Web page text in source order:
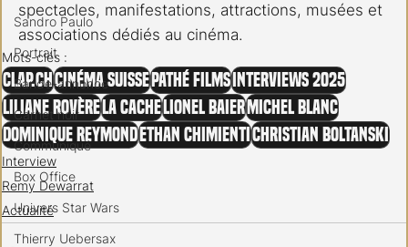
Sandro Paulo
Portrait
Bande-annonce
Carnet noir
Communiqué
Box Office
Univers Star Wars
Thierry Uebersax
spectacles, manifestations, attractions, musées et
associations dédiés au cinéma.
Mots-clés :
clap.chCinéma Suisse Pathé Films Interviews 2025
Liliane Rovère La Cache Lionel BaierMichel Blanc
Dominique Reymond Ethan ChimientiChristian Boltanski
Interview
Remy Dewarrat
Actualité